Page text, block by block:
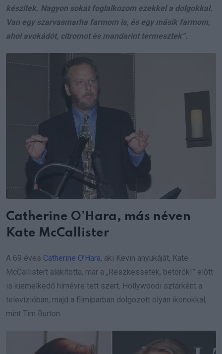
készítek. Nagyon sokat foglalkozom ezekkel a dolgokkal.
Van egy szarvasmarha farmom is, és egy másik farmom,
ahol avokádót, citromot és mandarint termesztek”.
Catherine O’Hara, más néven
Kate McCallister
A 69 éves Catherine O’Hara, aki Kevin anyukáját, Kate
McCallistert alakította, már a „Reszkessetek, betörők!” előtt
is kiemelkedő hírnévre tett szert. Hollywoodi sztárként a
televízióban, majd a filmiparban dolgozott olyan ikonokkal,
mint Tim Burton.